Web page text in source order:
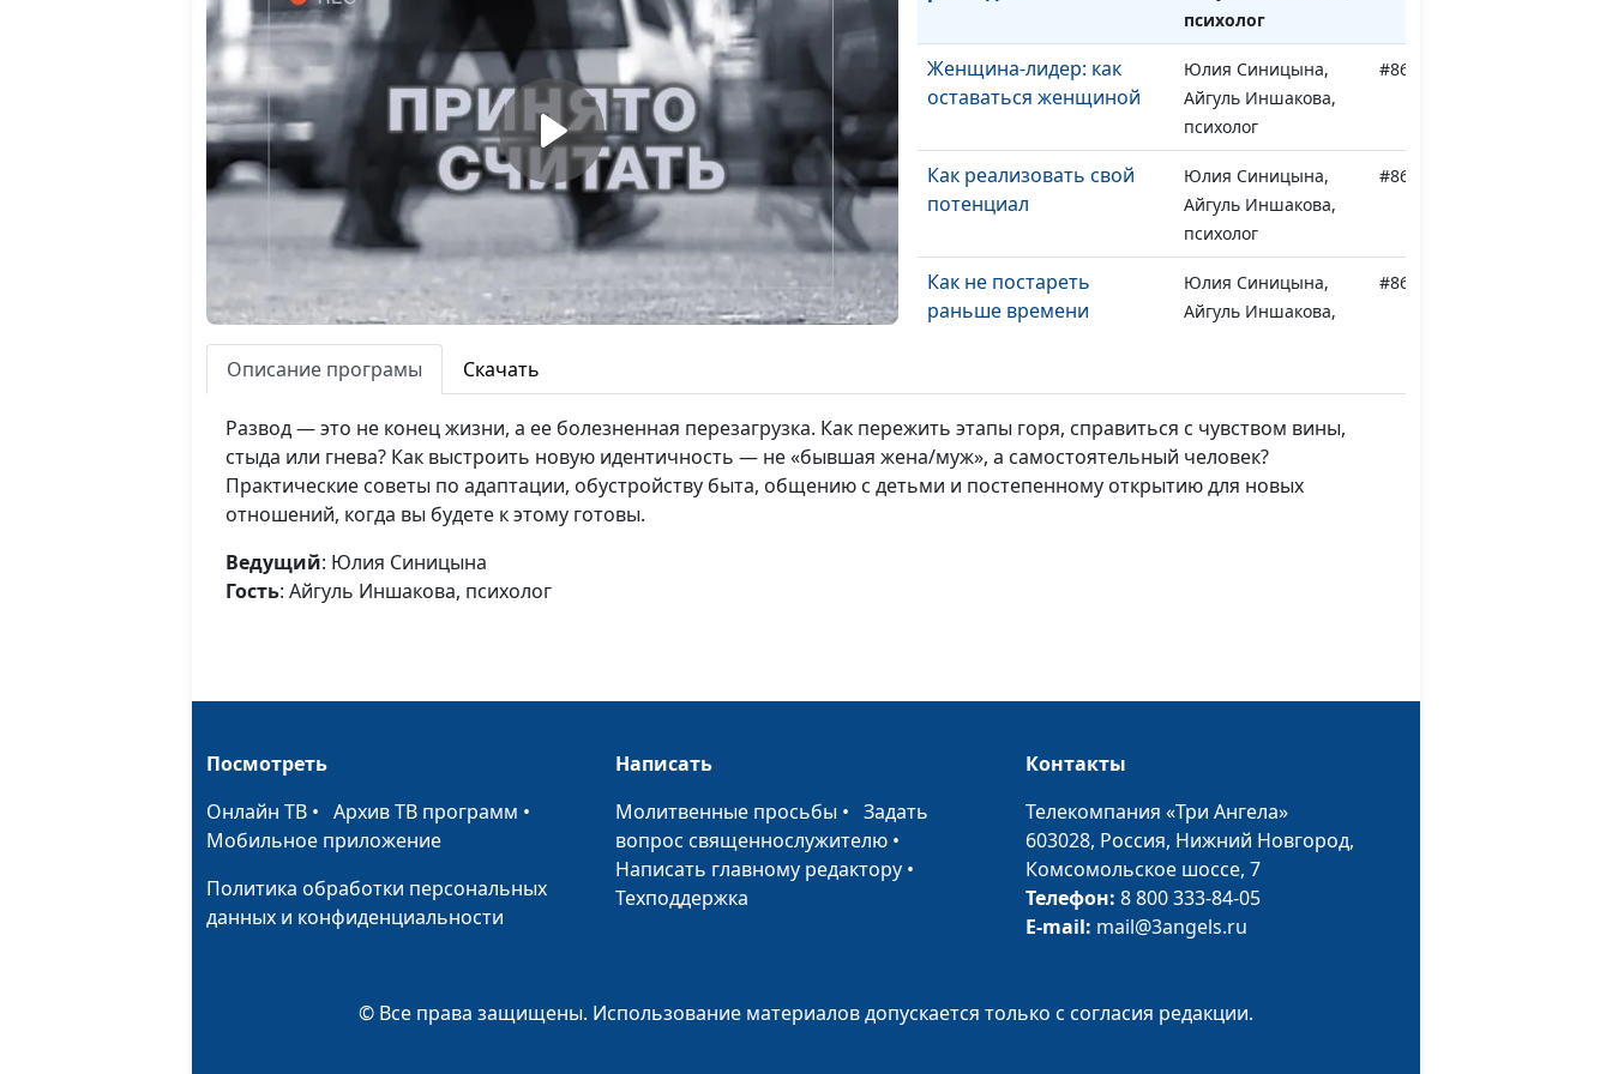
психолог
Женщина-лидер: как
оставаться женщиной
Юлия Синицына,
Айгуль Иншакова,
психолог
#864
Как реализовать свой
потенциал
Юлия Синицына,
Айгуль Иншакова,
психолог
#863
Как не постареть
раньше времени
Юлия Синицына,
Айгуль Иншакова,
#862
Токсичная мама. Как
Юлия Синицына,
психолог
#861
Как перестать заедать
Юлия Синицына,
Как стать более
Юлия Синицына,
#858
Как негативные
установки мешают нам
Юлия Синицына,
Айгуль Иншакова,
психолог
Четыре принципа
Юлия Синицына,
Шаги к здоровой
Юлия Синицына,
Описание програмы Скачать
Развод — это не конец жизни, а ее болезненная перезагрузка. Как пережить этапы горя, справиться с чувством вины,
стыда или гнева? Как выстроить новую идентичность — не «бывшая жена/муж», а самостоятельный человек?
Практические советы по адаптации, обустройству быта, общению с детьми и постепенному открытию для новых
отношений, когда вы будете к этому готовы.
Ведущий: Юлия Синицына
Гость: Айгуль Иншакова, психолог
Посмотреть
Онлайн ТВ • Архив ТВ программ •
Мобильное приложение
Политика обработки персональных
данных и конфиденциальности
Написать
Молитвенные просьбы •Задать
вопрос священнослужителю •
Написать главному редактору •
Техподдержка
Контакты
Телекомпания «Три Ангела»
603028, Россия, Нижний Новгород,
Комсомольское шоссе, 7
Телефон: 8 800 333-84-05
E-mail: mail@3angels.ru
© Все права защищены. Использование материалов допускается только с согласия редакции.